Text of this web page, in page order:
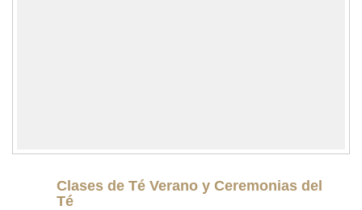
Clases de Té Verano y Ceremonias del
Té